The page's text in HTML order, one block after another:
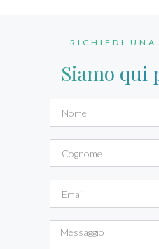
RICHIEDI UNA
Siamo qui